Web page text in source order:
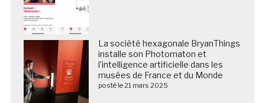
La société hexagonale BryanThings
installe son Photomaton et
l’intelligence artificielle dans les
musées de France et du Monde
posté le 21 mars 2025